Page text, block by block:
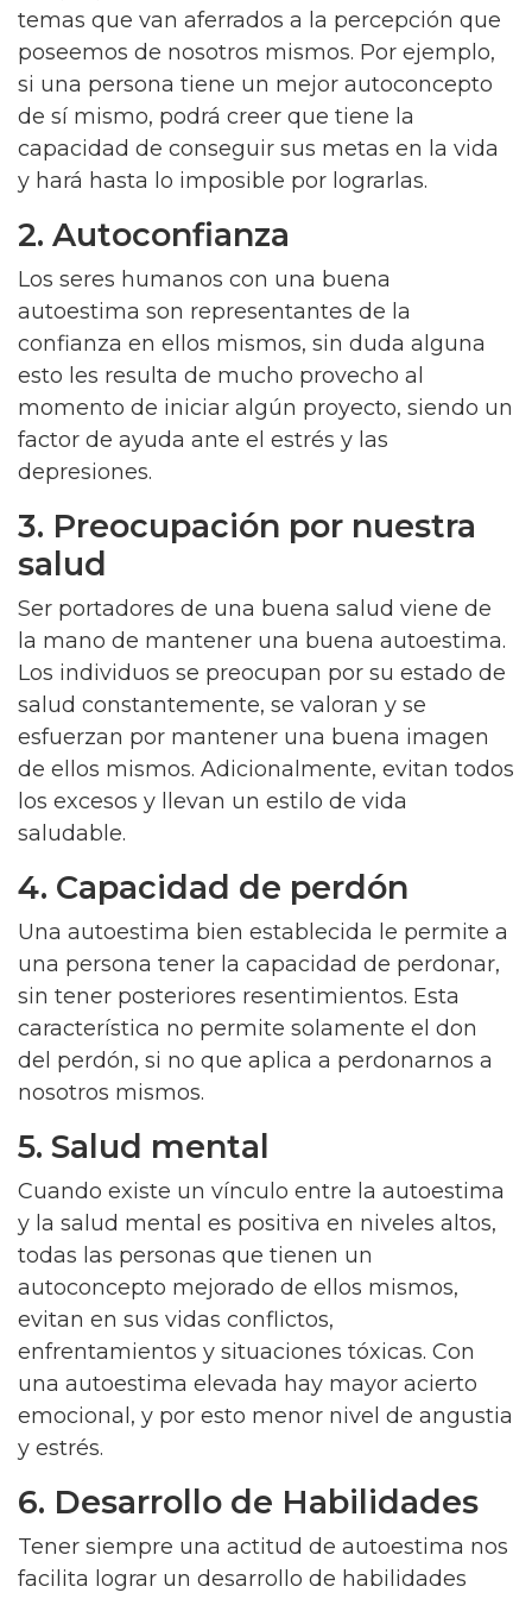
temas que van aferrados a la percepción que
poseemos de nosotros mismos. Por ejemplo,
si una persona tiene un mejor autoconcepto
de sí mismo, podrá creer que tiene la
capacidad de conseguir sus metas en la vida
y hará hasta lo imposible por lograrlas.
2. Autoconfianza
Los seres humanos con una buena
autoestima son representantes de la
confianza en ellos mismos, sin duda alguna
esto les resulta de mucho provecho al
momento de iniciar algún proyecto, siendo un
factor de ayuda ante el estrés y las
depresiones.
3. Preocupación por nuestra
salud
Ser portadores de una buena salud viene de
la mano de mantener una buena autoestima.
Los individuos se preocupan por su estado de
salud constantemente, se valoran y se
esfuerzan por mantener una buena imagen
de ellos mismos. Adicionalmente, evitan todos
los excesos y llevan un estilo de vida
saludable.
4. Capacidad de perdón
Una autoestima bien establecida le permite a
una persona tener la capacidad de perdonar,
sin tener posteriores resentimientos. Esta
característica no permite solamente el don
del perdón, si no que aplica a perdonarnos a
nosotros mismos.
5. Salud mental
Cuando existe un vínculo entre la autoestima
y la salud mental es positiva en niveles altos,
todas las personas que tienen un
autoconcepto mejorado de ellos mismos,
evitan en sus vidas conflictos,
enfrentamientos y situaciones tóxicas. Con
una autoestima elevada hay mayor acierto
emocional, y por esto menor nivel de angustia
y estrés.
6. Desarrollo de Habilidades
Tener siempre una actitud de autoestima nos
facilita lograr un desarrollo de habilidades